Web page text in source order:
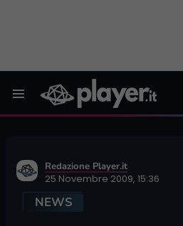
Redazione Player.it
25 Novembre 2009, 15:36
NEWS